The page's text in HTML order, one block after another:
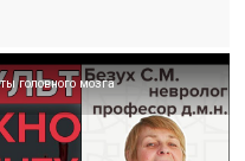
головного мозга